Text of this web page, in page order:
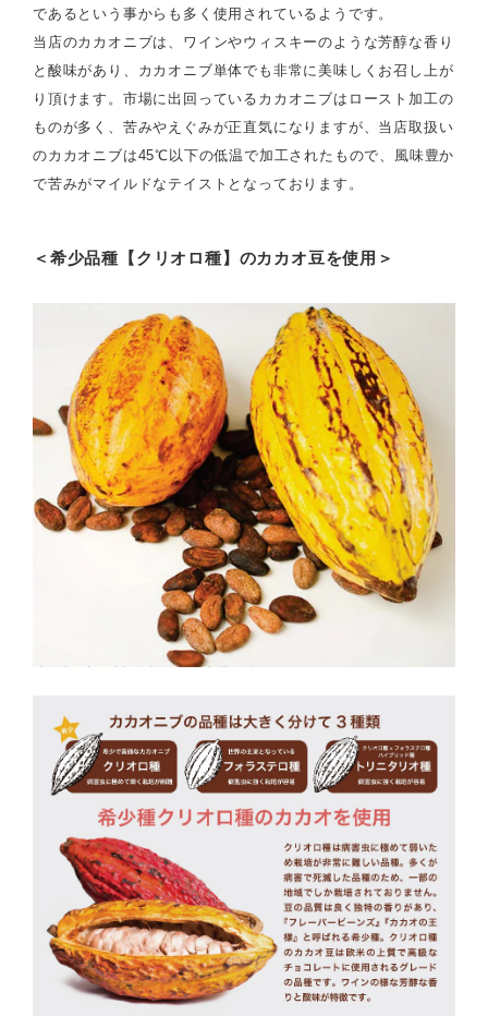
であるという事からも多く使用されているようです。
当店のカカオニブは、ワインやウィスキーのような芳醇な香り
と酸味があり、カカオニブ単体でも非常に美味しくお召し上が
り頂けます。市場に出回っているカカオニブはロースト加工の
ものが多く、苦みやえぐみが正直気になりますが、当店取扱い
のカカオニブは45℃以下の低温で加工されたもので、風味豊か
で苦みがマイルドなテイストとなっております。
＜希少品種【クリオロ種】のカカオ豆を使用＞